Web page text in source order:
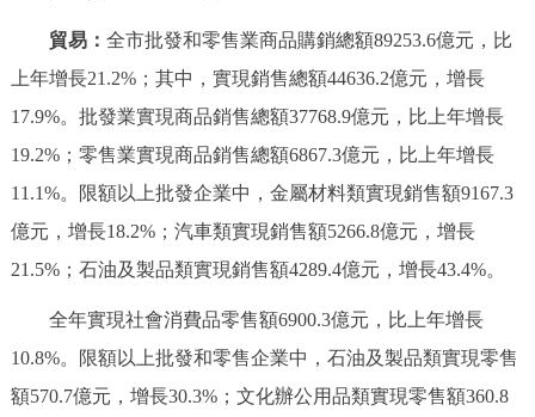
貿易： 全市批發和零售業商品購銷總額89253.6億元，比
上年增長21.2%；其中，實現銷售總額44636.2億元，增長
17.9%。批發業實現商品銷售總額37768.9億元，比上年增長
19.2%；零售業實現商品銷售總額6867.3億元，比上年增長
11.1%。限額以上批發企業中，金屬材料類實現銷售額9167.3
億元，增長18.2%；汽車類實現銷售額5266.8億元，增長
21.5%；石油及製品類實現銷售額4289.4億元，增長43.4%。
全年實現社會消費品零售額6900.3億元，比上年增長
10.8%。限額以上批發和零售企業中，石油及製品類實現零售
額570.7億元，增長30.3%；文化辦公用品類實現零售額360.8